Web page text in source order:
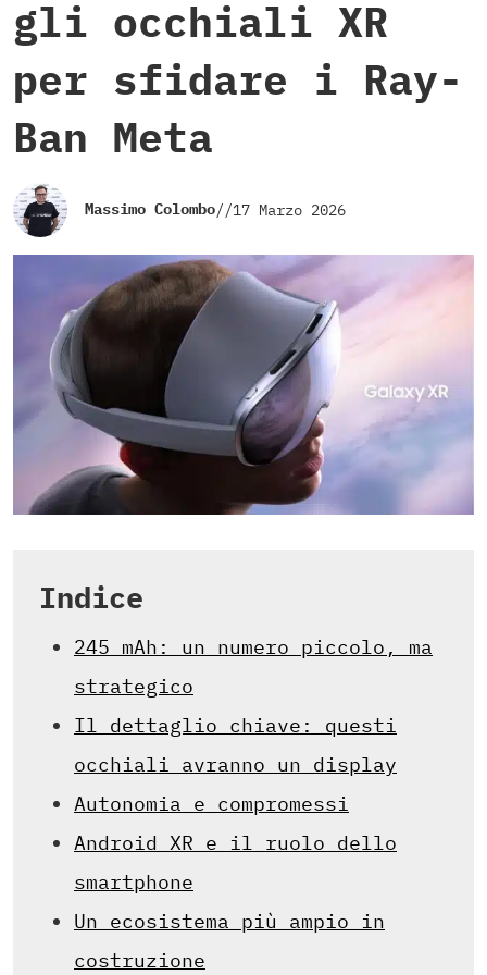
gli occhiali XR
per sfidare i Ray-
Ban Meta
Massimo Colombo//17 Marzo 2026
Indice
245 mAh: un numero piccolo, ma
strategico
Il dettaglio chiave: questi
occhiali avranno un display
Autonomia e compromessi
Android XR e il ruolo dello
smartphone
Un ecosistema più ampio in
costruzione